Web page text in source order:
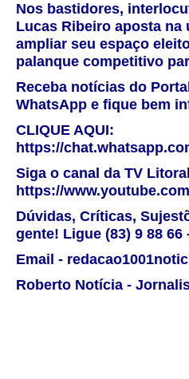
Nos bastidores,
Lucas Ribeiro aposta na
ampliar seu espaço
palanque competitivo
Receba notícias do
WhatsApp e fique bem
CLIQUE AQUI:
https://
Siga o canal da TV
https://
Dúvidas, Críticas,
gente! Ligue (83) 9 88 66
Email -
Roberto Notícia -